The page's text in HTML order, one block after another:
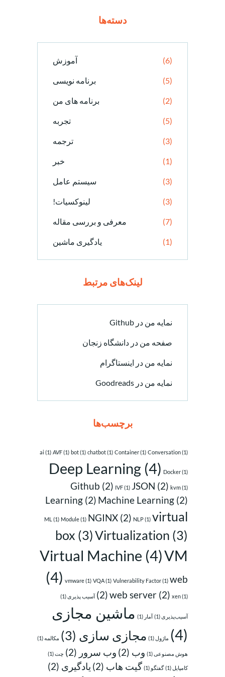
دسته‌ها
آموزش (6)
برنامه نویسی (5)
برنامه های من (2)
تجربه (5)
ترجمه (3)
خبر (1)
سیستم عامل (3)
لینوکسیات! (3)
معرفی و بررسی مقاله (7)
یادگیری ماشین (1)
لینک‌های مرتبط
نمایه من در Github
صفحه من در دانشگاه زنجان
نمایه من در اینستاگرام
نمایه من در Goodreads
برچسب‌ها
ai (1) AVF(1) bot(1) chatbot(1) Container(1) Conversation(1)
Deep Learning (4) Docker(1)
Github (2) IVF(1) JSON (2) kvm(1)
Learning (2) Machine Learning (2)
ML (1) Module(1) NGINX (2) NLP(1) virtual
box (3)Virtualization (3)
Virtual Machine (4)VM
(4) vmware(1) VQA(1) Vulnerability Factor(1) web
(2)web server (2) xen(1) آسیب پذیری (1)
آسیب‌پذیری (1) آمار (1)
ماشین مجازی
(4)
ماژول (1) مجازی سازی (3) مکالمه (1)
هوش مصنوعی (1) وب (2) وب سرور (2) چت(1)
کامپایل (1) گفتگو (1) گیت هاب (2) یادگیری (2)